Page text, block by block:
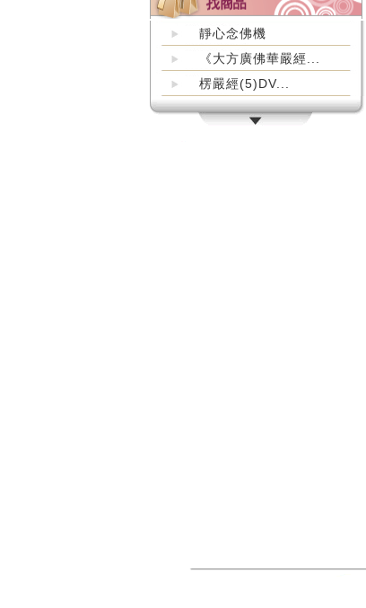
靜心念佛機
《大方廣佛華嚴經...
楞嚴經(5)DV...